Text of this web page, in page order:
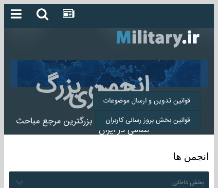
انجمن بزرگ
میلیتاری
انجمن میلیتاری بزرگترین مرجع مباحث
نظامی در ایران
قوانین تدوین و ارسال موضوعات
قوانین بخش بروز رسانی کاربران
انجمن ها
بخش داخلی